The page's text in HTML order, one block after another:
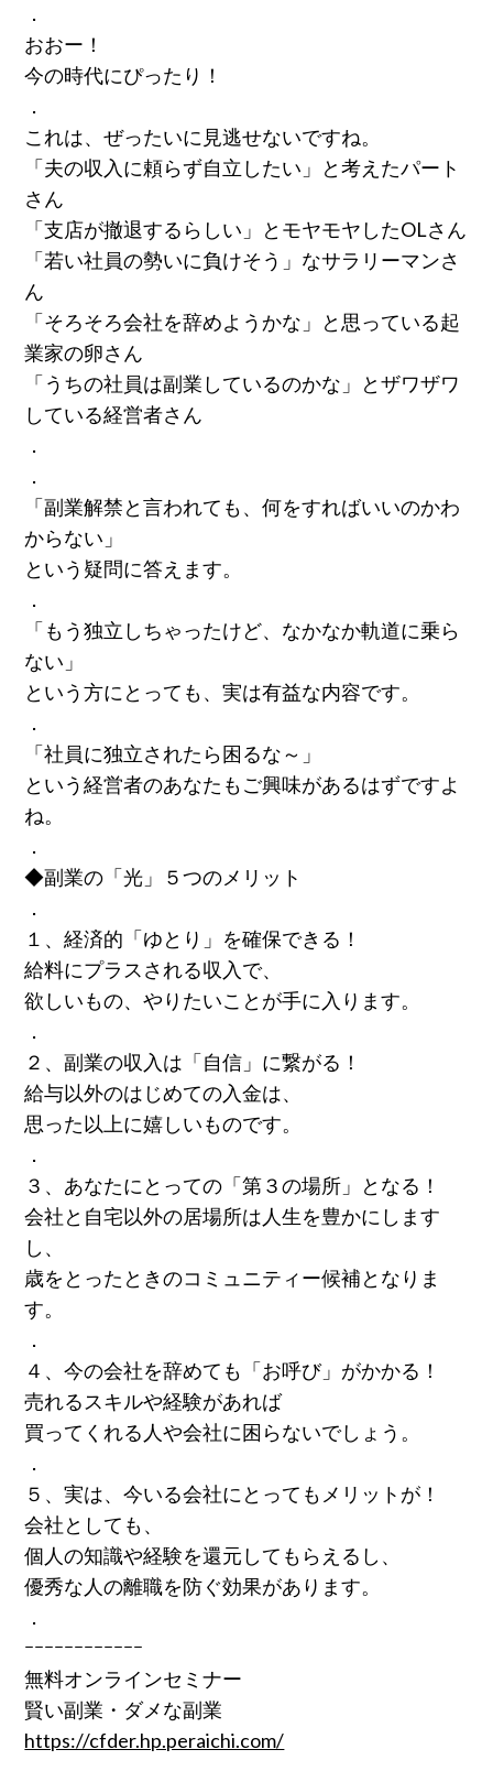
．
おおー！
今の時代にぴったり！
．
これは、ぜったいに見逃せないですね。
「夫の収入に頼らず自立したい」と考えたパート
さん
「支店が撤退するらしい」とモヤモヤしたOLさん
「若い社員の勢いに負けそう」なサラリーマンさ
ん
「そろそろ会社を辞めようかな」と思っている起
業家の卵さん
「うちの社員は副業しているのかな」とザワザワ
している経営者さん
．
．
「副業解禁と言われても、何をすればいいのかわ
からない」
という疑問に答えます。
．
「もう独立しちゃったけど、なかなか軌道に乗ら
ない」
という方にとっても、実は有益な内容です。
．
「社員に独立されたら困るな～」
という経営者のあなたもご興味があるはずですよ
ね。
．
◆副業の「光」５つのメリット
．
１、経済的「ゆとり」を確保できる！
給料にプラスされる収入で、
欲しいもの、やりたいことが手に入ります。
．
２、副業の収入は「自信」に繋がる！
給与以外のはじめての入金は、
思った以上に嬉しいものです。
．
３、あなたにとっての「第３の場所」となる！
会社と自宅以外の居場所は人生を豊かにします
し、
歳をとったときのコミュニティー候補となりま
す。
．
４、今の会社を辞めても「お呼び」がかかる！
売れるスキルや経験があれば
買ってくれる人や会社に困らないでしょう。
．
５、実は、今いる会社にとってもメリットが！
会社としても、
個人の知識や経験を還元してもらえるし、
優秀な人の離職を防ぐ効果があります。
．
ｰｰｰｰｰｰｰｰｰｰｰｰ
無料オンラインセミナー
賢い副業・ダメな副業
https://cfder.hp.peraichi.com/